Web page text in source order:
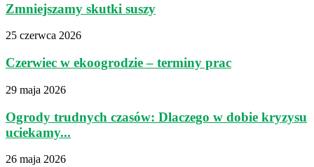
Zmniejszamy skutki suszy
25 czerwca 2026
Czerwiec w ekoogrodzie – terminy prac
29 maja 2026
Ogrody trudnych czasów: Dlaczego w dobie kryzysu
uciekamy...
26 maja 2026